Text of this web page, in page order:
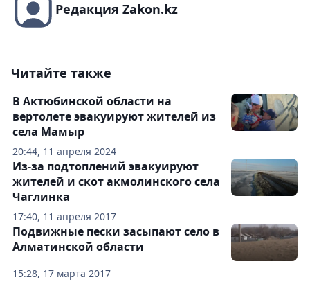
Редакция Zakon.kz
Читайте также
20:44, 11 апреля 2024
В Актюбинской области на
вертолете эвакуируют жителей из
села Мамыр
17:40, 11 апреля 2017
Из-за подтоплений эвакуируют
жителей и скот акмолинского села
Чаглинка
15:28, 17 марта 2017
Подвижные пески засыпают село в
Алматинской области